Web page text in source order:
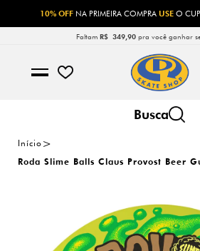
10% OFF NA PRIMEIRA COMPRAUSEO
Faltam R$ 349,90pra você ganhar
Início
Roda Slime Balls Claus Provost Beer